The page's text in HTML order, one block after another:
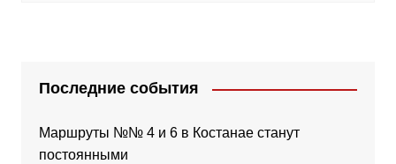
Последние события
Маршруты №№ 4 и 6 в Костанае станут
постоянными